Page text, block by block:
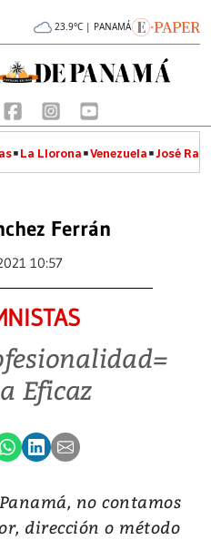
23.9°C | PANAMÁ
La Llorona Venezuela José
Ferrán
10:57
Eficaz
no contamos
dirección o método